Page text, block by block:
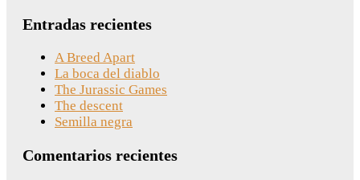
Entradas recientes
A Breed Apart
La boca del diablo
The Jurassic Games
The descent
Semilla negra
Comentarios recientes